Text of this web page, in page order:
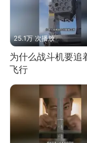
25.1万 次播放
为什么战斗机要追
飞行